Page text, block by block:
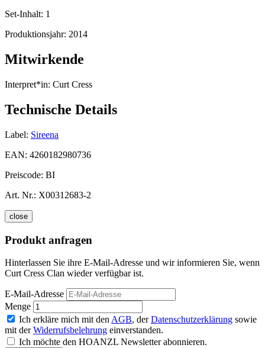
Set-Inhalt: 1
Produktionsjahr: 2014
Mitwirkende
Interpret*in: Curt Cress
Technische Details
Label: Sireena
EAN: 4260182980736
Preiscode: BI
Art. Nr.: X00312683-2
close
Produkt anfragen
Hinterlassen Sie ihre E-Mail-Adresse und wir informieren Sie, wenn
Curt Cress Clan wieder verfügbar ist.
E-Mail-Adresse
Menge
Ich erkläre mich mit den AGB, derDatenschutzerklärung sowie
mit derWiderrufsbelehrung einverstanden.
Ich möchte den HOANZL Newsletter abonnieren.